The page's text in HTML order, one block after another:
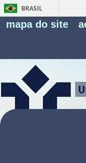
BRASIL
mapa do site